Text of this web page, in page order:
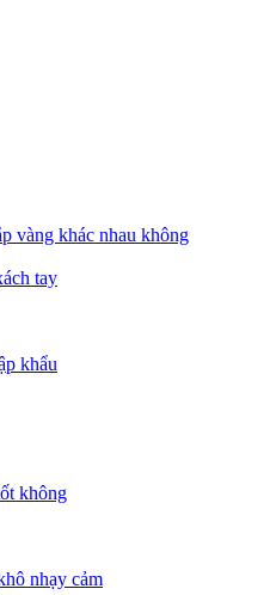
vàng khác nhau không
tay
khẩu
không
nhạy cảm